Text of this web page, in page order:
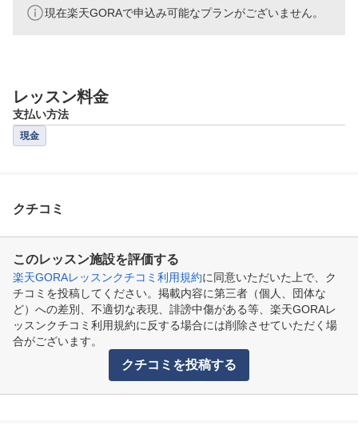
現在楽天GORAで申込み可能なプランがございません。
レッスン料金
支払い方法
現金
クチコミ
このレッスン施設を評価する
楽天GORAレッスンクチコミ利用規約に同意いただいた上で、ク
チコミを投稿してください。掲載内容に第三者（個人、団体な
ど）への差別、不適切な表現、誹謗中傷がある等、楽天GORAレ
ッスンクチコミ利用規約に反する場合には削除させていただく場
合がございます。
クチコミを投稿する